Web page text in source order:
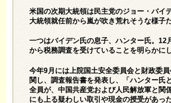
米国の次期大統領は民主党のジョー・バイ
大統領就任前から嵐が吹き荒れそうな様子だ
一つはバイデン氏の息子、ハンター氏。12
から税務調査を受けていることを明らかにし
今年9月には上院国土安全委員会と財政委
関し、調査報告書を発表し、「ハンター氏
全員が、中国共産党および人民解放軍と関
にも上る疑わしい取引や現金の授受があっ